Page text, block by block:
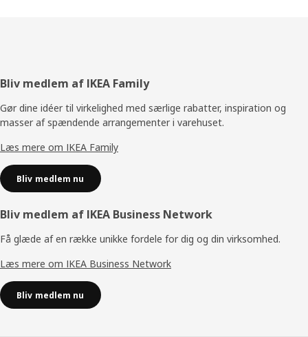
Footer
Bliv medlem af IKEA Family
Gør dine idéer til virkelighed med særlige rabatter, inspiration og
masser af spændende arrangementer i varehuset.
Læs mere om IKEA Family
Bliv medlem nu
Bliv medlem af IKEA Business Network
Få glæde af en række unikke fordele for dig og din virksomhed.
Læs mere om IKEA Business Network
Bliv medlem nu